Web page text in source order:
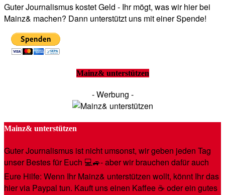
Guter Journalismus kostet Geld - Ihr mögt, was wir hier bei
Mainz& machen? Dann unterstützt uns mit einer Spende!
Mainz& unterstützen
- Werbung -
Mainz& unterstützen
Guter Journalismus ist nicht umsonst, wir geben jeden Tag
unser Bestes für Euch 💻🚙- aber wir brauchen dafür auch
Eure Hilfe: Wenn Ihr Mainz& unterstützen wollt, könnt Ihr das
hier via Paypal tun. Kauft uns einen Kaffee ☕️ oder ein gutes